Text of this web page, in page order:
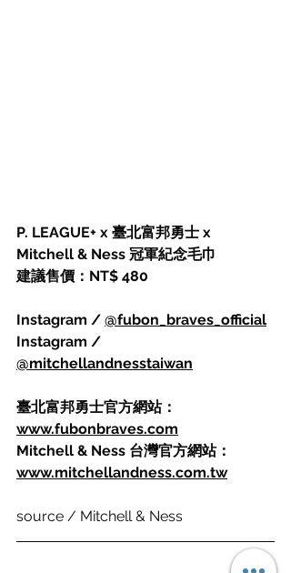
P. LEAGUE+ x 臺北富邦勇士 x
Mitchell & Ness 冠軍紀念毛巾
建議售價：NT$ 480
Instagram / @fubon_braves_official
Instagram /
@mitchellandnesstaiwan
臺北富邦勇士官方網站：
www.fubonbraves.com
Mitchell & Ness 台灣官方網站：
www.mitchellandness.com.tw
source / Mitchell & Ness